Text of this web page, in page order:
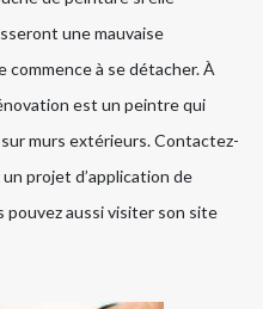
une mauvaise
commence à se détacher. À
est un peintre qui
murs extérieurs. Contactez-
projet d’application de
aussi visiter son site